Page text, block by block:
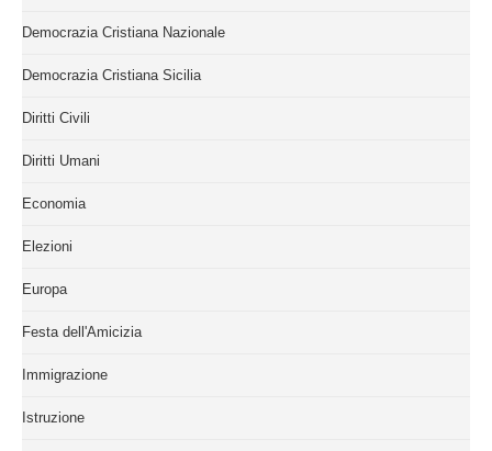
Democrazia Cristiana Nazionale
Democrazia Cristiana Sicilia
Diritti Civili
Diritti Umani
Economia
Elezioni
Europa
Festa dell'Amicizia
Immigrazione
Istruzione